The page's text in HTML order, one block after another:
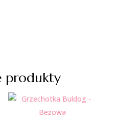
produkty